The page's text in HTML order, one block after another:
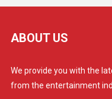
ABOUT US
We provide you with the
from the entertainment